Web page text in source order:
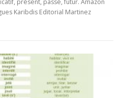
Karibdis Editorial Martinez